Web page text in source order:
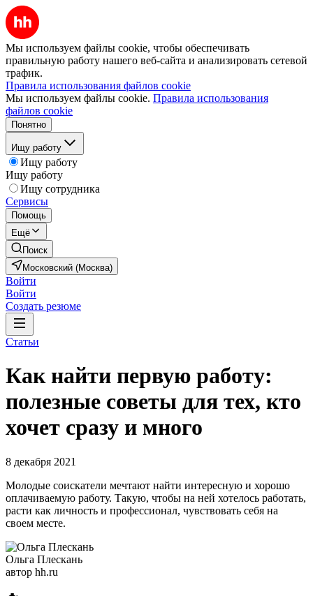
Мы используем файлы cookie, чтобы обеспечивать
правильную работу нашего веб-сайта и анализировать сетевой
трафик.
Правила использования файлов cookie
Мы используем файлы cookie. Правила использования
файлов cookie
Понятно
Ищу работу
Ищу работу
Ищу работу
Ищу сотрудника
Сервисы
Помощь
Ещё
Поиск
Московский (Москва)
Войти
Войти
Создать резюме
Статьи
Как найти первую работу:
полезные советы для тех, кто
хочет сразу и много
8 декабря 2021
Молодые соискатели мечтают найти интересную и хорошо
оплачиваемую работу. Такую, чтобы на ней хотелось работать,
расти как личность и профессионал, чувствовать себя на
своем месте.
Ольга Плескань
автор hh.ru